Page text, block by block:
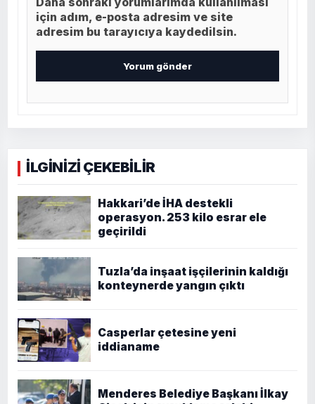
için adım, e-posta adresim ve site
adresim bu tarayıcıya kaydedilsin.
İLGİNİZİ ÇEKEBİLİR
Hakkari’de İHA destekli
operasyon. 253 kilo esrar ele
geçirildi
Tuzla’da inşaat işçilerinin kaldığı
konteynerde yangın çıktı
Casperlar çetesine yeni
iddianame
Menderes Belediye Başkanı İlkay